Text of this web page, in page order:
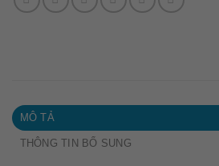
MÔ TẢ
THÔNG TIN BỔ SUNG